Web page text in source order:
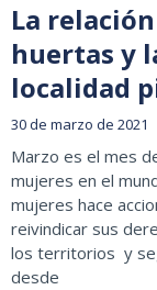
La
huertas y
localidad
30 de marzo de 2021
Marzo es el mes
mujeres en el
mujeres hace
reivindicar sus
los territorios y
desde